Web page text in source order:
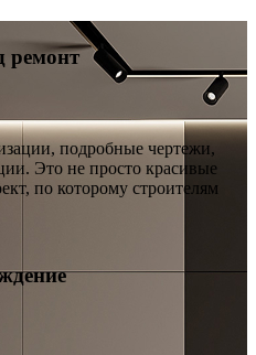
ремонт
подробные чертежи,
Это не просто красивые
по которому строителям